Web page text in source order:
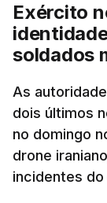
Exército
soldados
As
dois últimos
no domingo
drone
incidentes